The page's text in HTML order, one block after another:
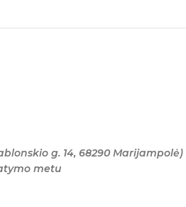
g. 14, 68290 Marijampolė)
metu